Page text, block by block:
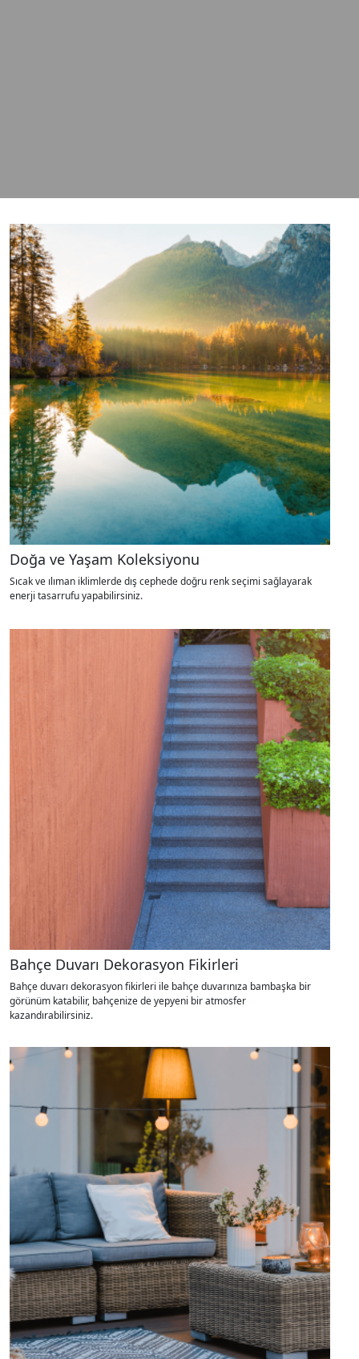
Doğa ve Yaşam Koleksiyonu
Sıcak ve ılıman iklimlerde dış cephede doğru renk seçimi sağlayarak
enerji tasarrufu yapabilirsiniz.
Bahçe Duvarı Dekorasyon Fikirleri
Bahçe duvarı dekorasyon fikirleri ile bahçe duvarınıza bambaşka bir
görünüm katabilir, bahçenize de yepyeni bir atmosfer
kazandırabilirsiniz.